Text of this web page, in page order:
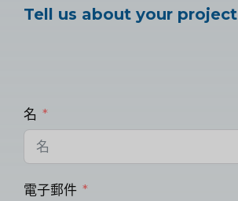
Tell us about your project
名
電子郵件